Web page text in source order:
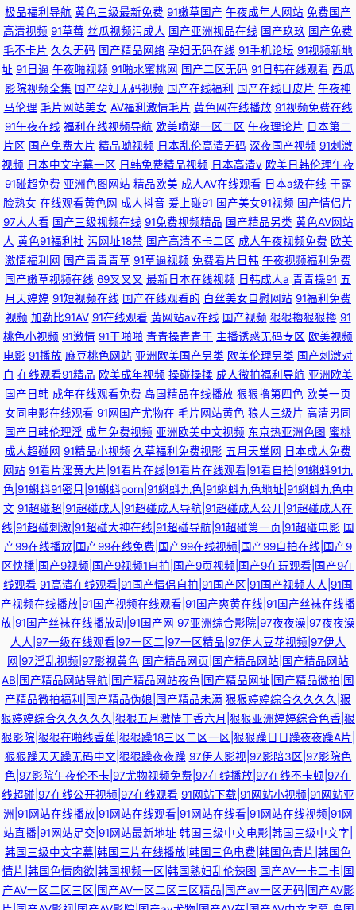
极品福利导航 黄色三级最新免费 91嫩草国产 午夜成年人网站 免费国产
高清视频 91草莓 丝瓜视频污成人 国产亚洲视品在线 国产玖玖 国产免费
毛不卡片 久久无码 国产精品网络 孕妇无码在线 91手机论坛 91视频新地
址 91日逼 午夜啪视频 91啪水蜜桃网 国产二区无码 91日韩在线观看 西瓜
影院视频全集 国产孕妇无码视频 国产在线福利 国产在线日皮片 午夜神
马伦理 毛片网站美女 AV福利激情毛片 黄色网在线播放 91视频免费在线
91午夜在线 福利在线视频导航 欧美喷潮一区二区 午夜理论片 日本第二
片区 国产免费大片 精品呦视频 日本乱伦高清无码 深夜国产视频 91刺激
视频 日本中文字幕一区 日韩免费精品视频 日本高清v 欧美日韩伦理午夜
91碰超免费 亚洲色图网站 精品欧美 成人AV在线观看 日本a级在线 干露
脸熟女 在线观看黄色网 成人抖音 爰上碰91 国产美女91视频 国产情侣片
97人人看 国产三级视频在线 91免费视频精品 国产精品另类 黄色AV网站
人 黄色91福利社 污网址18禁 国产高清不卡二区 成人午夜视频免费 欧美
激情福利网 国产青青青草 91草逼视频 免费看片日韩 午夜视频福利免费
国产嫩草视频在线 69叉叉叉 最新日本在线视频 日韩成人a 青青操91 五
月天婷婷 91短视频在线 国产在线观看的 白丝美女自慰网站 91福利免费
视频 加勒比91AV 91在线观看 黄网站av在线 国产视频 狠狠擼狠狠擼 91
桃色小视频 91激情 91干啪啪 青青操青青干 主播诱惑无码专区 欧美视频
电影 91播放 麻豆桃色网站 亚洲欧美国产另类 欧美伦理另类 国产刺激对
白 在线观看91精品 欧美成年视频 操碰操揉 成人微拍福利导航 亚洲欧美
国产日韩 成年在线观看免费 岛国精品在线播放 狠狠撸第四色 欧美一页
女同电影在线观看 91网国产尤物在 毛片网站黄色 狼人三级片 高清男同
国产日韩伦理淫 成年免费视频 亚洲欧美中文视频 东京热亚洲色图 蜜桃
成人超碰网 91精品小视频 久草福利免费视影 五月天堂网 日本成人免费
网站 91看片淫黄大片|91看片在线|91看片在线观看|91看自拍|91蝌蚪91九
色|91蝌蚪91密月|91蝌蚪porn|91蝌蚪九色|91蝌蚪九色地址|91蝌蚪九色中
文 91超碰超|91超碰成人|91超碰成人导航|91超碰成人公开|91超碰成人在
线|91超碰刺激|91超碰大神在线|91超碰导航|91超碰第一页|91超碰电影 国
产99在线播放|国产99在线免费|国产99在线视频|国产99自拍在线|国产9
区快播|国产9视频|国产9视频1自拍|国产9页视频|国产9在玩观看|国产9在
线观看 91高清在线观看|91国产情侣自拍|91国产区|91国产视频人人|91国
产视频在线播放|91国产视频在线观看|91国产爽黄在线|91国产丝袜在线播
放|91国产丝袜在线播放动|91国产网 97亚洲综合影院|97夜夜澡|97夜夜澡
人人|97一级在线观看|97一区二|97一区精品|97伊人豆花视频|97伊人
网|97淫乱视频|97影视黄色 国产精品网页|国产精品网站|国产精品网站
AB|国产精品网站导航|国产精品网站夜色|国产精品网址|国产精品微拍|国
产精品微拍福利|国产精品伪娘|国产精品未满 狠狠婷婷综合久久久久|狠
狠婷婷综合久久久久久|狠狠五月激情丁香六月|狠狠亚洲婷婷综合色香|狠
狠影院|狠狠在啪线香蕉|狠狠躁18三区二区一区|狠狠躁日日躁夜夜躁A片|
狠狠躁天天躁无码中文|狠狠躁夜夜躁 97伊人影视|97影陪3区|97影院色
色|97影院午夜伦不卡|97尤物视频免费|97在线播放|97在线不卡顿|97在
线超碰|97在线公开视频|97在线观看 91网站下载|91网站小视频|91网站亚
洲|91网站在线播放|91网站在线观看|91网站在线看|91网站在线视频|91网
站直播|91网站足交|91网站最新地址 韩国三级中文电影|韩国三级中文字|
韩国三级中文字幕|韩国三片在线播放|韩国三色电费|韩国色青片|韩国色
情片|韩国色情肉欲|韩国视频一区|韩国熟妇乱伦辣图 国产AV一卡二卡|国
产AV一区二区三区|国产AV一区二区三区精品|国产av一区无码|国产AV影